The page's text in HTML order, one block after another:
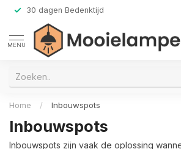
30 dagen Bedenktijd
MENU
Home / Inbouwspots
Inbouwspots
Inbouwspots zijn vaak de oplossing